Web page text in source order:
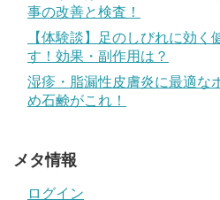
事の改善と検査！
【体験談】足のしびれに効
す！効果・副作用は？
湿疹・脂漏性皮膚炎に最適な
め石鹸がこれ！
メタ情報
ログイン